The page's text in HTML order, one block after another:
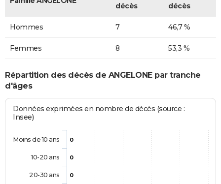
décès
décès
Hommes 7 46,7 %
Femmes 8 53,3 %
Répartition des décès de ANGELONE par tranche
d'âges
Données exprimées en nombre de décès (source :
Insee)
0
0
0
Moins de 10 ans
10-20 ans
20-30 ans